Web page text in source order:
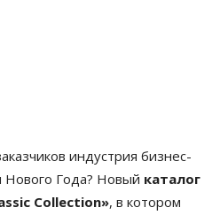
индустрия бизнес-
Нового Года? Новый каталог
Collection», в котором